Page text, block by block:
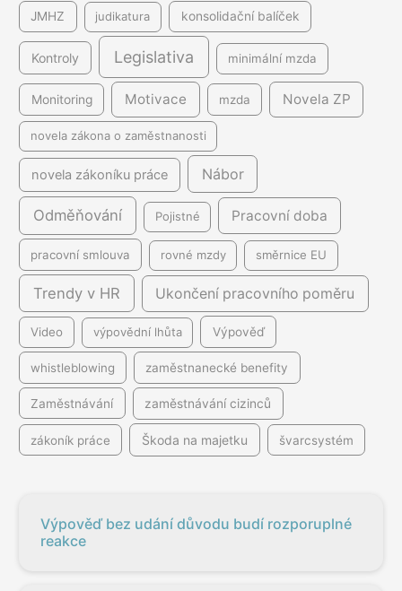
JMHZ judikatura konsolidační balíček
Kontroly Legislativa minimální mzda
Monitoring Motivace mzda Novela ZP
novela zákona o zaměstnanosti
novela zákoníku práce Nábor
Odměňování Pojistné Pracovní doba
pracovní smlouva rovné mzdy směrnice EU
Trendy v HR Ukončení pracovního poměru
Video výpovědní lhůta Výpověď
whistleblowing zaměstnanecké benefity
Zaměstnávání zaměstnávání cizinců
zákoník práce Škoda na majetku švarcsystém
Výpověď bez udání důvodu budí rozporuplné
reakce